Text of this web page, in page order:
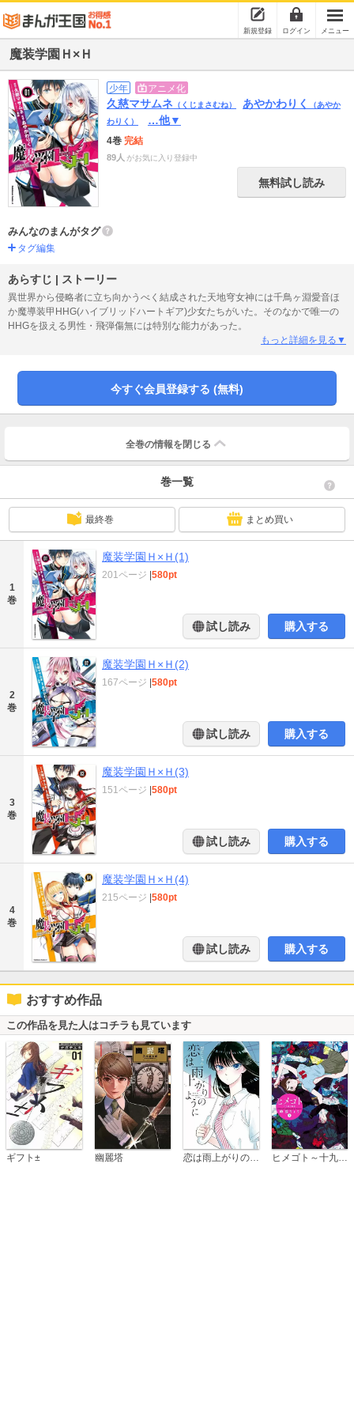
新規登録 ログイン メニュー
魔装学園Ｈ×Ｈ
少年 アニメ化
久慈マサムネ （くじまさむね） あやかわりく
（あやか
わりく）
…他▼
4巻 完結
89人 がお気に入り登録中
無料試し読み
みんなのまんがタグ
タグ編集
あらすじ | ストーリー
異世界から侵略者に立ち向かうべく結成された天地穹女神には千鳥ヶ淵愛音ほ
か魔導装甲HHG(ハイブリッドハートギア)少女たちがいた。そのなかで唯一の
HHGを扱える男性・飛弾傷無には特別な能力があった。
もっと詳細を見る▼
今すぐ会員登録する (無料)
全巻の情報を 閉じる
巻一覧
最終巻 まとめ買い
1
巻
魔装学園Ｈ×Ｈ(1)
201ページ 580pt
試し読み 購入する
2
巻
魔装学園Ｈ×Ｈ(2)
167ページ 580pt
試し読み 購入する
3
巻
魔装学園Ｈ×Ｈ(3)
151ページ 580pt
試し読み 購入する
4
巻
魔装学園Ｈ×Ｈ(4)
215ページ 580pt
試し読み 購入する
おすすめ作品
この作品を見た人はコチラも見ています
ギフト± 幽麗塔 恋は雨上がりのように ヒメゴト～十九歳の制服～